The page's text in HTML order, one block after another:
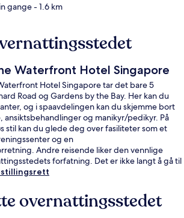
gange- 1.6 km
Waterfront Hotel Singapore
Hotel Singapore tar det bare 5
Road og Gardens by the Bay. Her kan du
og i spaavdelingen kan du skjemme bort
ansiktsbehandlinger og manikyr/pedikyr. På
stil kan du glede deg over fasiliteter som et
og en
Andre reisende liker den vennlige
forfatning. Det er ikke langt å gå til
Det tar 4 minutter å gå til
overnattingsstedet